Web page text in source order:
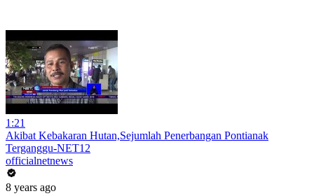
1:21
Akibat Kebakaran Hutan,Sejumlah Penerbangan Pontianak
Terganggu-NET12
officialnetnews
8 years ago